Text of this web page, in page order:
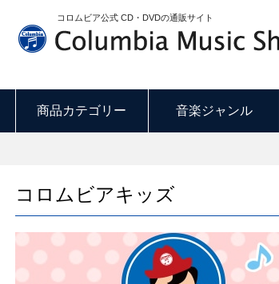
コロムビア公式 CD・DVDの通販サイト
商品カテゴリー 音楽ジャンル
コロムビアキッズ